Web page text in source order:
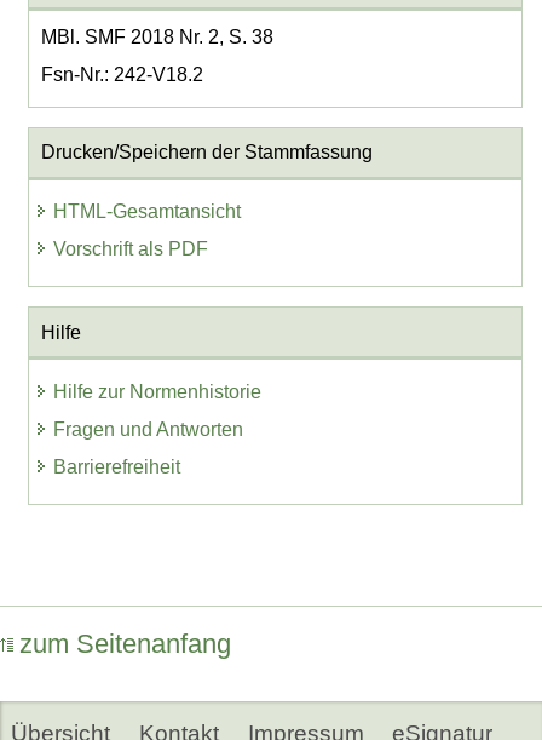
MBl. SMF 2018 Nr. 2, S. 38
Fsn-Nr.: 242-V18.2
Drucken/Speichern der Stammfassung
HTML-Gesamtansicht
Vorschrift als PDF
Hilfe
Hilfe zur Normenhistorie
Fragen und Antworten
Barrierefreiheit
zum Seitenanfang
Übersicht Kontakt Impressum eSignatur